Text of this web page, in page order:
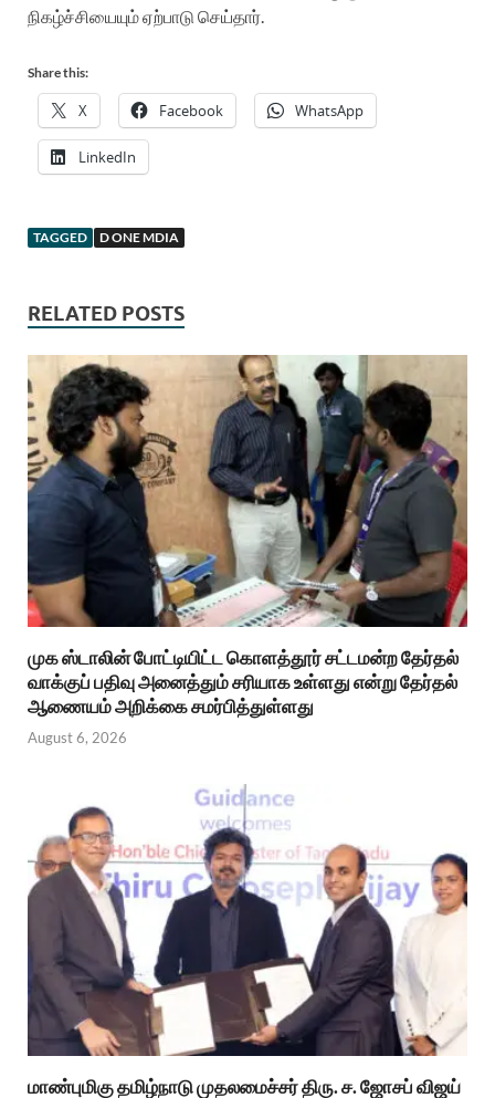
நிகழ்ச்சியையும் ஏற்பாடு செய்தார்.
Share this:
X Facebook WhatsApp
LinkedIn
TAGGED D ONE MDIA
RELATED POSTS
முக ஸ்டாலின் போட்டியிட்ட கொளத்தூர் சட்டமன்ற தேர்தல்
வாக்குப் பதிவு அனைத்தும் சரியாக உள்ளது என்று தேர்தல்
ஆணையம் அறிக்கை சமர்பித்துள்ளது
August 6, 2026
மாண்புமிகு தமிழ்நாடு முதலமைச்சர் திரு. ச. ஜோசப் விஜய்